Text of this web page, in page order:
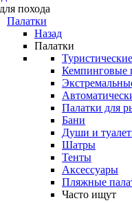
похода
Палатки
Назад
Палатки
Кемпинговые
Палатки для
Бани
Души и
Шатры
Тенты
Аксессуары
Пляжные
Часто ищут